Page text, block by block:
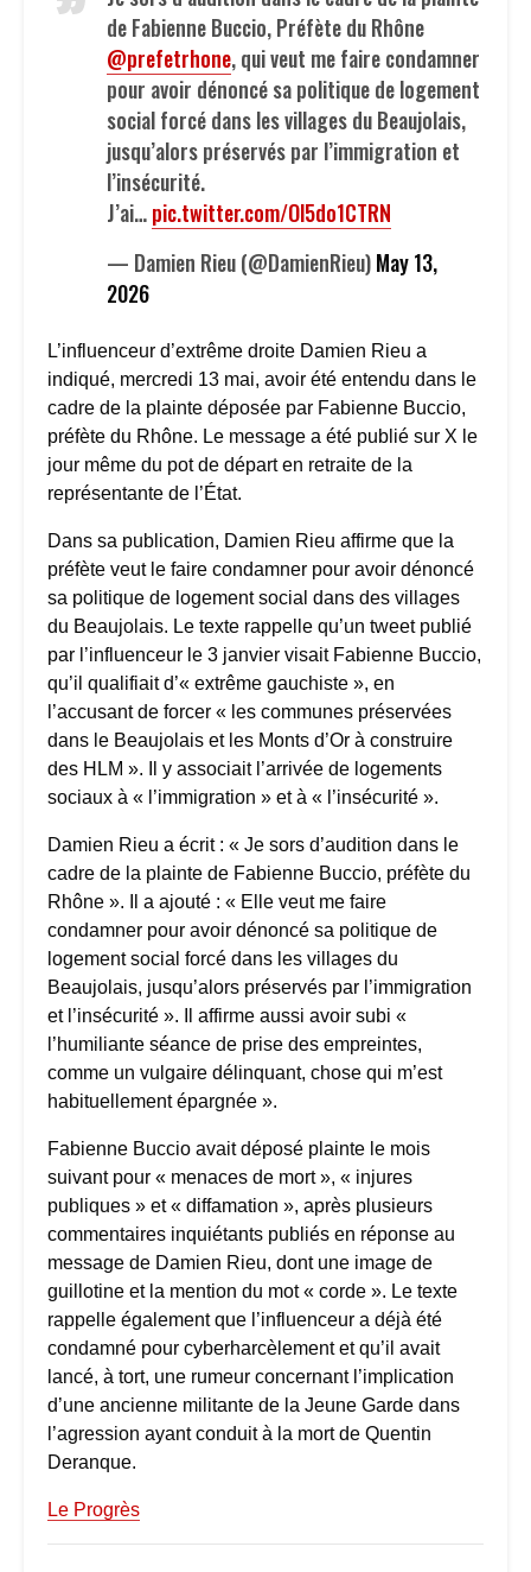
de Fabienne Buccio, Préfète du Rhône
@prefetrhone, qui veut me faire condamner
pour avoir dénoncé sa politique de logement
social forcé dans les villages du Beaujolais,
jusqu’alors préservés par l’immigration et
l’insécurité.
J’ai…pic.twitter.com/Ol5do1CTRN
— Damien Rieu (@DamienRieu)May 13,
2026
L’influenceur d’extrême droite Damien Rieu a
indiqué, mercredi 13 mai, avoir été entendu dans le
cadre de la plainte déposée par Fabienne Buccio,
préfète du Rhône. Le message a été publié sur X le
jour même du pot de départ en retraite de la
représentante de l’État.
Dans sa publication, Damien Rieu affirme que la
préfète veut le faire condamner pour avoir dénoncé
sa politique de logement social dans des villages
du Beaujolais. Le texte rappelle qu’un tweet publié
par l’influenceur le 3 janvier visait Fabienne Buccio,
qu’il qualifiait d’« extrême gauchiste », en
l’accusant de forcer « les communes préservées
dans le Beaujolais et les Monts d’Or à construire
des HLM ». Il y associait l’arrivée de logements
sociaux à « l’immigration » et à « l’insécurité ».
Damien Rieu a écrit : « Je sors d’audition dans le
cadre de la plainte de Fabienne Buccio, préfète du
Rhône ». Il a ajouté : « Elle veut me faire
condamner pour avoir dénoncé sa politique de
logement social forcé dans les villages du
Beaujolais, jusqu’alors préservés par l’immigration
et l’insécurité ». Il affirme aussi avoir subi «
l’humiliante séance de prise des empreintes,
comme un vulgaire délinquant, chose qui m’est
habituellement épargnée ».
Fabienne Buccio avait déposé plainte le mois
suivant pour « menaces de mort », « injures
publiques » et « diffamation », après plusieurs
commentaires inquiétants publiés en réponse au
message de Damien Rieu, dont une image de
guillotine et la mention du mot « corde ». Le texte
rappelle également que l’influenceur a déjà été
condamné pour cyberharcèlement et qu’il avait
lancé, à tort, une rumeur concernant l’implication
d’une ancienne militante de la Jeune Garde dans
l’agression ayant conduit à la mort de Quentin
Deranque.
Le Progrès